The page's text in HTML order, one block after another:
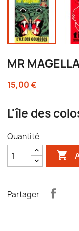
MR
15,00 €
L'île des
Quantité

Partager